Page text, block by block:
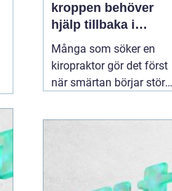
kroppen behöver
hjälp tillbaka i
balans
Många som söker en
kiropraktor gör det först
när smärtan börjar störa
Ryggont, stel nacke eller
som att jobba, sova eller
träna betydligt svårare.